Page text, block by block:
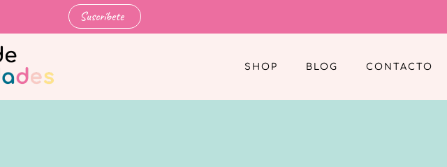
Suscríbete
SHOP BLOG CONTACTO